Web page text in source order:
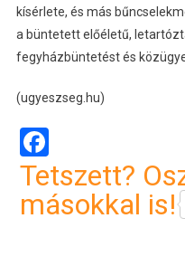
kísérlete, és más
a büntetett előéletű,
fegyházbüntetést és
(ugyeszseg.hu)
Facebook
Tetszett?
másokkal is!